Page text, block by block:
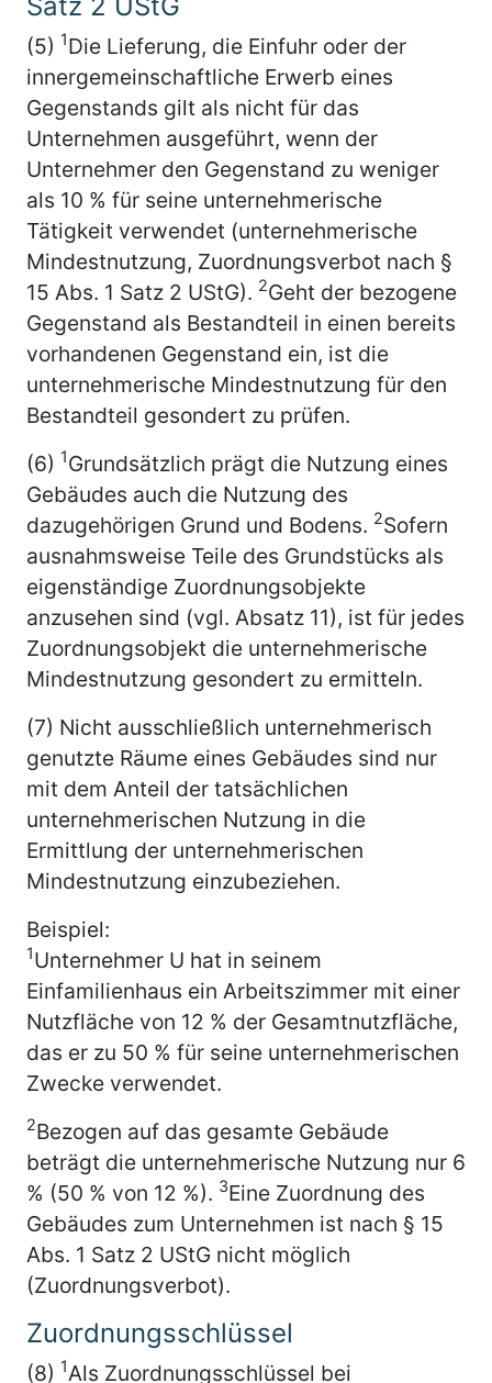
(5) 1Die Lieferung, die Einfuhr oder der
innergemeinschaftliche Erwerb eines
Gegenstands gilt als nicht für das
Unternehmen ausgeführt, wenn der
Unternehmer den Gegenstand zu weniger
als 10 % für seine unternehmerische
Tätigkeit verwendet (unternehmerische
Mindestnutzung, Zuordnungsverbot nach §
15 Abs. 1 Satz 2 UStG). 2Geht der bezogene
Gegenstand als Bestandteil in einen bereits
vorhandenen Gegenstand ein, ist die
unternehmerische Mindestnutzung für den
Bestandteil gesondert zu prüfen.
(6) 1Grundsätzlich prägt die Nutzung eines
Gebäudes auch die Nutzung des
dazugehörigen Grund und Bodens. 2Sofern
ausnahmsweise Teile des Grundstücks als
eigenständige Zuordnungsobjekte
anzusehen sind (vgl. Absatz 11), ist für jedes
Zuordnungsobjekt die unternehmerische
Mindestnutzung gesondert zu ermitteln.
(7) Nicht ausschließlich unternehmerisch
genutzte Räume eines Gebäudes sind nur
mit dem Anteil der tatsächlichen
unternehmerischen Nutzung in die
Ermittlung der unternehmerischen
Mindestnutzung einzubeziehen.
Beispiel:
1Unternehmer U hat in seinem
Einfamilienhaus ein Arbeitszimmer mit einer
Nutzfläche von 12 % der Gesamtnutzfläche,
das er zu 50 % für seine unternehmerischen
Zwecke verwendet.
2Bezogen auf das gesamte Gebäude
beträgt die unternehmerische Nutzung nur 6
% (50 % von 12 %). 3Eine Zuordnung des
Gebäudes zum Unternehmen ist nach § 15
Abs. 1 Satz 2 UStG nicht möglich
(Zuordnungsverbot).
Zuordnungsschlüssel
(8) 1Als Zuordnungsschlüssel bei